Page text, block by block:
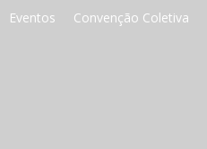
Convenção Coletiva
Eventos